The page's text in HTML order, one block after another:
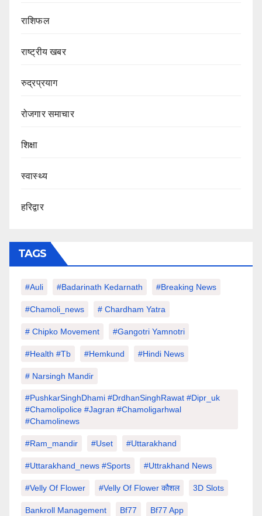
राशिफल
राष्ट्रीय खबर
रुद्रप्रयाग
रोजगार समाचार
शिक्षा
स्वास्थ्य
हरिद्वार
TAGS
#auli #Badarinath Kedarnath #Breaking News
#chamoli_news # Chardham Yatra
# Chipko Movement #Gangotri Yamnotri
#Health #tb #hemkund #hindi News
# Narsingh Mandir
#PushkarSinghDhami #drdhanSinghRawat #dipr_uk
#chamolipolice #Jagran #chamoligarhwal
#chamolinews
#Ram_mandir #uset #uttarakhand
#Uttarakhand_news #sports #Uttrakhand News
#velly Of Flower #velly Of Flower कौशल 3D Slots
Bankroll Management Bf77 Bf77 App